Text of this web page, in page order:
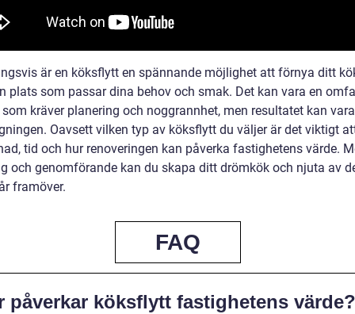
är en köksflytt en spännande möjlighet att förnya ditt
plats som passar dina behov och smak. Det kan vara en
kräver planering och noggrannhet, men resultatet kan
Oavsett vilken typ av köksflytt du väljer är det viktigt
tid och hur renoveringen kan påverka fastighetens värde.
och genomförande kan du skapa ditt drömkök och njuta av
framöver.
FAQ
påverkar köksflytt fastighetens värde?